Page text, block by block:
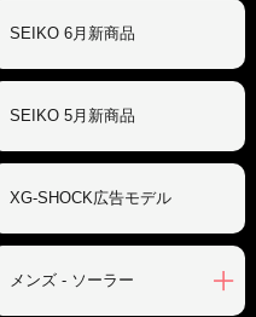
SEIKO 6月新商品
SEIKO 5月新商品
XG-SHOCK広告モデル
メンズ - ソーラー